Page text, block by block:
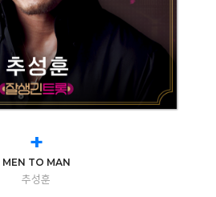
+
MEN TO MAN
추성훈